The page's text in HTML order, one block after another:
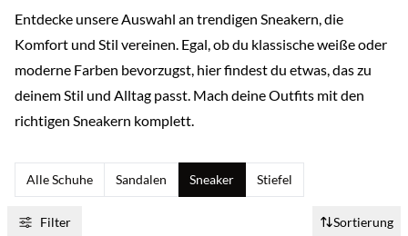
Entdecke unsere Auswahl an trendigen Sneakern, die
Komfort und Stil vereinen. Egal, ob du klassische weiße oder
moderne Farben bevorzugst, hier findest du etwas, das zu
deinem Stil und Alltag passt. Mach deine Outfits mit den
richtigen Sneakern komplett.
Alle Schuhe Sandalen Sneaker Stiefel
Filter Sortierung
Kaufe mind. 2 & spare 20 % Kaufe mind. 2 & spare 20 %